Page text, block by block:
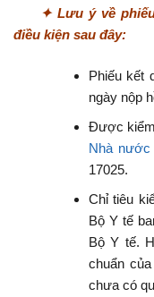
✦ Lưu ý về phiếu
điều kiện sau đây:
Phiếu kết
ngày nộp
Được
Nhà nước
17025.
Chỉ tiêu
Bộ Y tế
Bộ Y tế.
chuẩn
chưa có